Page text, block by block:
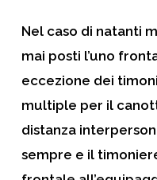
Nel caso di natanti
mai posti l’uno
eccezione dei
multiple per il
distanza
sempre e il